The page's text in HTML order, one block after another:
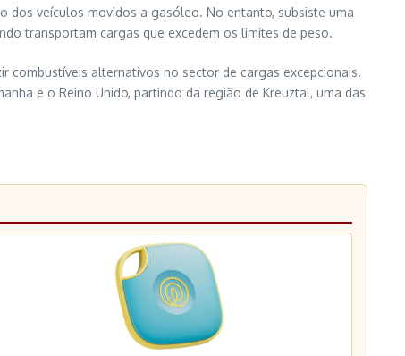
dos veículos movidos a gasóleo. No entanto, subsiste uma
transportam cargas que excedem os limites de peso.
combustíveis alternativos no sector de cargas excepcionais.
e o Reino Unido, partindo da região de Kreuztal, uma das